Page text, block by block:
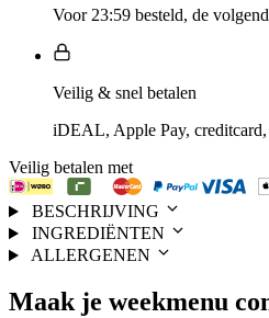
Voor 23:59 besteld, de
Veilig & snel betalen
iDEAL, Apple Pay, creditcard,
Veilig betalen met
BESCHRIJVING
INGREDIËNTEN
ALLERGENEN
Maak je weekmenu